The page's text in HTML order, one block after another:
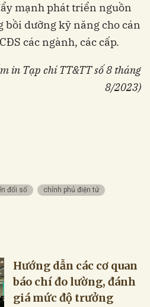
mạnh phát triển nguồn
bồi dưỡng kỹ năng cho cán
các ngành, các cấp.
in Tạp chí TT&TT số 8 tháng
8/2023)
đổi số
chính phủ điện tử
Hướng dẫn các cơ quan
báo chí đo lường, đánh
giá mức độ trưởng